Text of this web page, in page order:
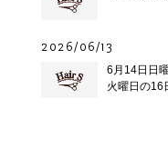
2026/06/13
6月14日日
火曜日の16